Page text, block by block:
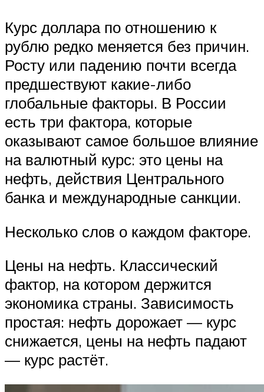
Курс доллара по отношению к
рублю редко меняется без причин.
Росту или падению почти всегда
предшествуют какие-либо
глобальные факторы. В России
есть три фактора, которые
оказывают самое большое влияние
на валютный курс: это цены на
нефть, действия Центрального
банка и международные санкции.
Несколько слов о каждом факторе.
Цены на нефть. Классический
фактор, на котором держится
экономика страны. Зависимость
простая: нефть дорожает — курс
снижается, цены на нефть падают
— курс растёт.